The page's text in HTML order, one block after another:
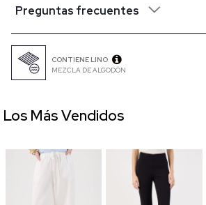
Preguntas frecuentes
CONTIENE LINO
MEZCLA DE ALGODÓN
Los Más Vendidos